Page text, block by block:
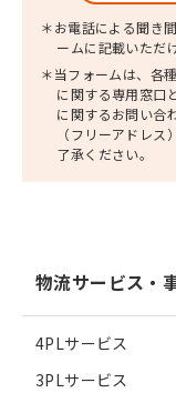
＊お電話による聞き
ームに記載いただ
＊当フォームは、各
に関する専用窓口
に関するお問い合
（フリーアドレ
了承ください。
物流サービス・
4PLサービス
3PLサービス